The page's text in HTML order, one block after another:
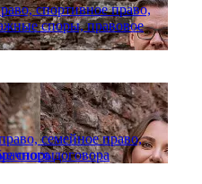
спортивное право,
споры, правовое
семейное право,
спорыдоговора